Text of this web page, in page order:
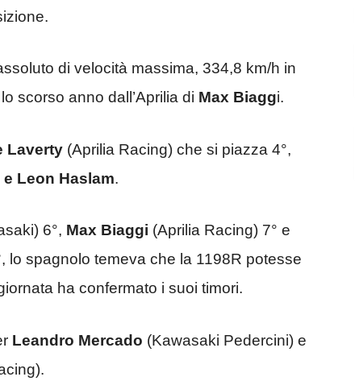
di velocità massima, 334,8 km/h in
scorso anno dall’Aprilia di Max Biaggi.
Laverty (Aprilia Racing) che si piazza 4°,
Leon Haslam.
6°, Max Biaggi (Aprilia Racing) 7° e
lo spagnolo temeva che la 1198R potesse
ha confermato i suoi timori.
Leandro Mercado (Kawasaki Pedercini) e